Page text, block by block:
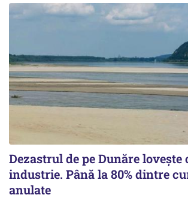
Dezastrul de pe Dunăre lovește
industrie. Până la 80% dintre
anulate